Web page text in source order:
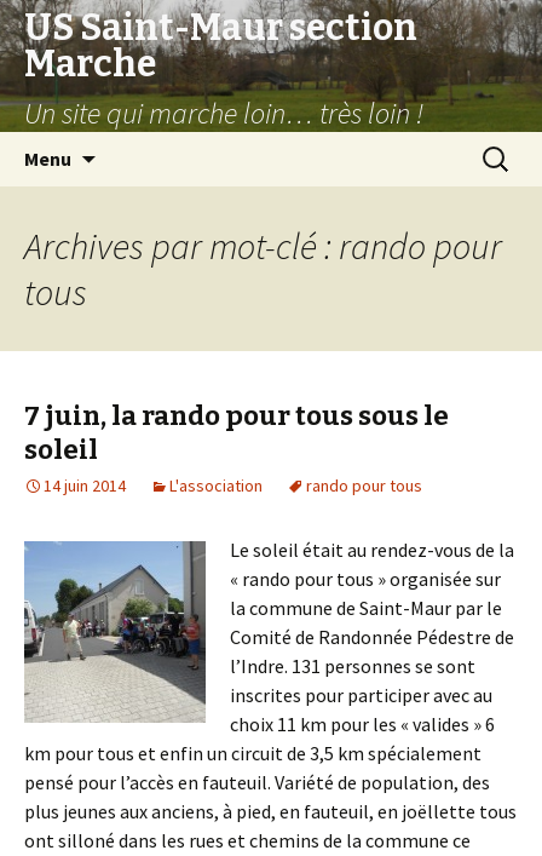
US Saint-Maur section
Marche
Un site qui marche loin… très loin !
Menu
Archives par mot-clé : rando pour
tous
7 juin, la rando pour tous sous le
soleil
14 juin 2014 L'association rando pour tous
Le soleil était au rendez-vous de la
« rando pour tous » organisée sur
la commune de Saint-Maur par le
Comité de Randonnée Pédestre de
l’Indre. 131 personnes se sont
inscrites pour participer avec au
choix 11 km pour les « valides » 6
km pour tous et enfin un circuit de 3,5 km spécialement
pensé pour l’accès en fauteuil. Variété de population, des
plus jeunes aux anciens, à pied, en fauteuil, en joëllette tous
ont silloné dans les rues et chemins de la commune ce